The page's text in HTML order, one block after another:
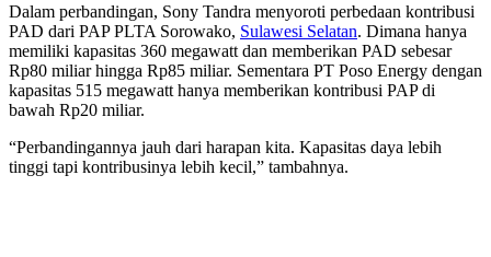
Dalam perbandingan, Sony Tandra menyoroti perbedaan kontribusi
PAD dari PAP PLTA Sorowako, Sulawesi Selatan. Dimana hanya
memiliki kapasitas 360 megawatt dan memberikan PAD sebesar
Rp80 miliar hingga Rp85 miliar. Sementara PT Poso Energy dengan
kapasitas 515 megawatt hanya memberikan kontribusi PAP di
bawah Rp20 miliar.
“Perbandingannya jauh dari harapan kita. Kapasitas daya lebih
tinggi tapi kontribusinya lebih kecil,” tambahnya.